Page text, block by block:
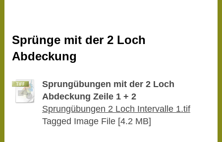
Sprünge mit der 2 Loch
Abdeckung
Sprungübungen mit der 2 Loch
Abdeckung Zeile 1 + 2
Sprungübungen 2 Loch Intervalle 1.tif
Tagged Image File [4.2 MB]